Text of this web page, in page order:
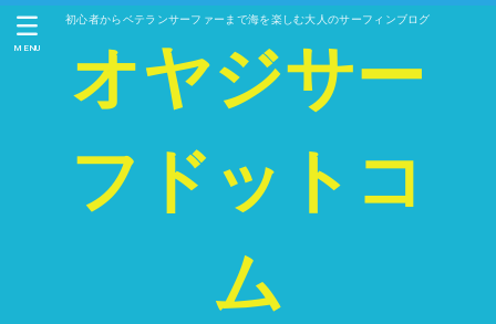
初心者からベテランサーファーまで海を楽しむ大人のサーフィンブログ
オヤジサー
フドットコ
ム
MENU